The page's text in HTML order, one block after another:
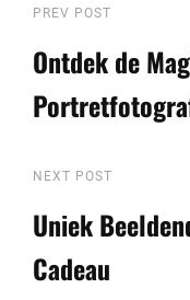
Previous
Post
PREV POST
Ontdek de
Next
Post
NEXT POST
Uniek
Cadeau